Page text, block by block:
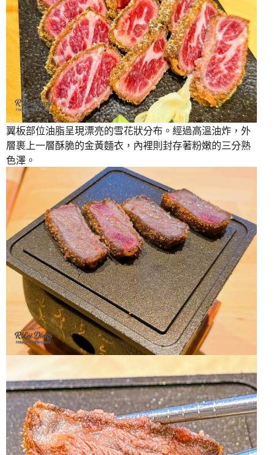
翼板部位油脂呈現漂亮的雪花狀分布。經過高溫油炸，外
層裹上一層酥脆的金黃麵衣，內裡則封存著粉嫩的三分熟
色澤。